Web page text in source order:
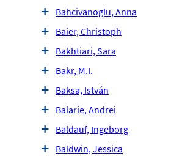
Bahcivanoglu, Anna
Baier, Christoph
Bakhtiari, Sara
Bakr, M.I.
Baksa, István
Balarie, Andrei
Baldauf, Ingeborg
Baldwin, Jessica